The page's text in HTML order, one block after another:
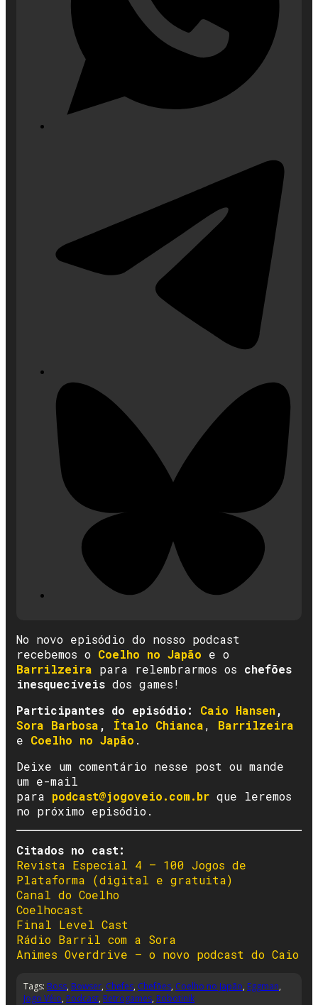
No novo episódio do nosso podcast
recebemos o Coelho no Japão e o
Barrilzeira para relembrarmos os chefões
inesquecíveis dos games!
Participantes do episódio: Caio Hansen,
Sora Barbosa , Ítalo Chianca, Barrilzeira
e Coelho no Japão .
Deixe um comentário nesse post ou mande
um e-mail
para podcast@jogoveio.com.br que leremos
no próximo episódio.
Citados no cast:
Revista Especial 4 – 100 Jogos de
Plataforma (digital e gratuita)
Canal do Coelho
Coelhocast
Final Level Cast
Rádio Barril com a Sora
Animes Overdrive – o novo podcast do Caio
Tags: Boss, Bowser, Chefes, Chefões, Coelho no Japão, Eggman,
Jogo Véio, Podcast, Retrogames, Robotinik